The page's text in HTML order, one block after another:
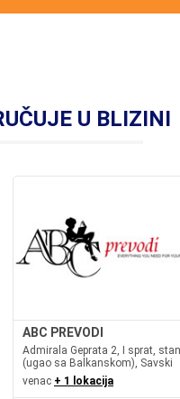
U BLIZINI
ABC PREVODI
Admirala Geprata 2, I sprat,
(ugao sa Balkanskom), Savski
venac + 1 lokacija